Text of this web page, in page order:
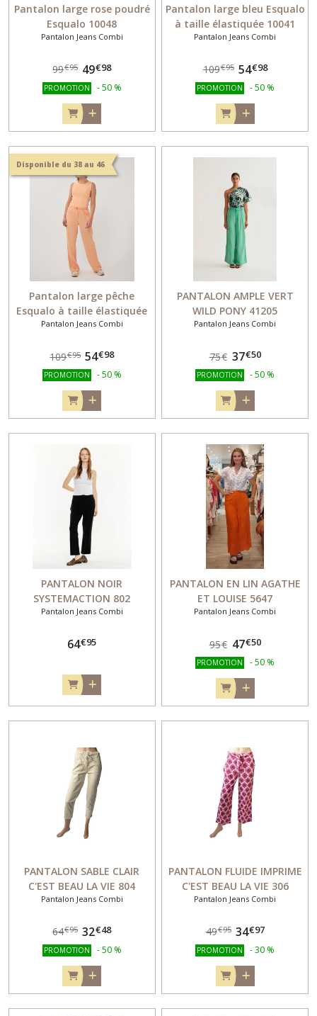
Pantalon large rose poudré
Esqualo 10048
Pantalon Jeans Combi
99€95 49€98
PROMOTION -50 %
Pantalon large bleu Esqualo
à taille élastiquée 10041
Pantalon Jeans Combi
109€95 54€98
PROMOTION -50 %
Disponible du 38 au 46
Pantalon large pêche
Esqualo à taille élastiquée
10041
Pantalon Jeans Combi
109€95 54€98
PROMOTION -50 %
PANTALON AMPLE VERT
WILD PONY 41205
Pantalon Jeans Combi
75€ 37€50
PROMOTION -50 %
PANTALON NOIR
SYSTEMACTION 802
Pantalon Jeans Combi
64€95
PANTALON EN LIN AGATHE
ET LOUISE 5647
Pantalon Jeans Combi
95€ 47€50
PROMOTION -50 %
PANTALON SABLE CLAIR
C'EST BEAU LA VIE 804
Pantalon Jeans Combi
64€95 32€48
PROMOTION -50 %
PANTALON FLUIDE IMPRIME
C'EST BEAU LA VIE 306
Pantalon Jeans Combi
49€95 34€97
PROMOTION -30 %